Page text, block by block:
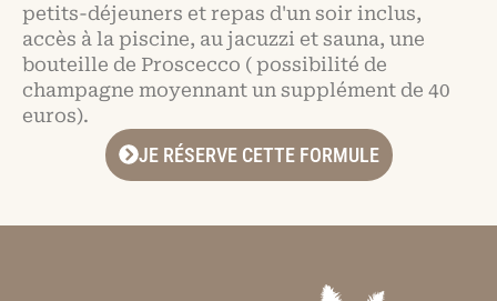
petits-déjeuners et repas d'un soir inclus,
accès à la piscine, au jacuzzi et sauna, une
bouteille de Proscecco ( possibilité de
champagne moyennant un supplément de 40
euros).
JE RÉSERVE CETTE FORMULE